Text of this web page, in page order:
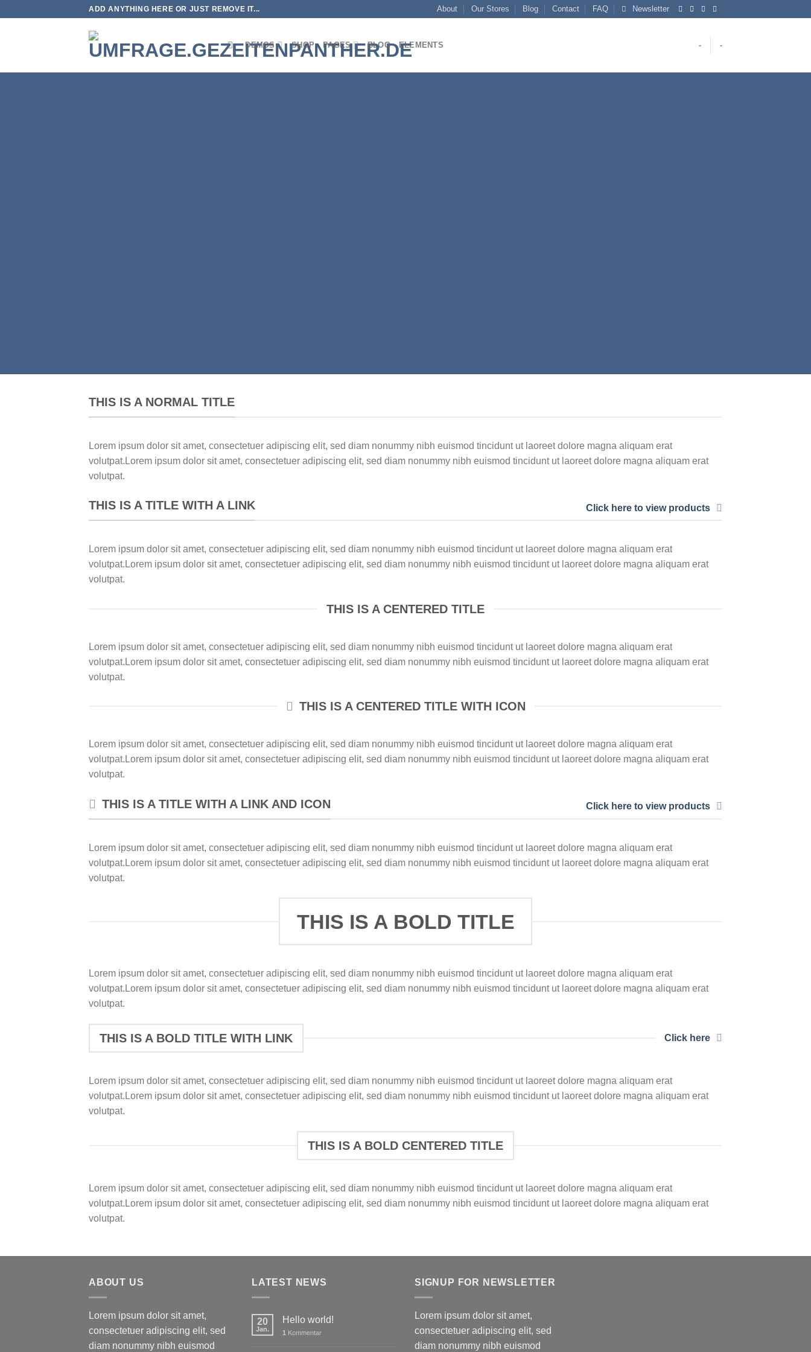
ADD ANYTHING HERE OR JUST REMOVE IT... About Our Stores Blog Contact FAQ Newsletter
DEMOS SHOP PAGES BLOG ELEMENTS - -
THIS IS A NORMAL TITLE
Lorem ipsum dolor sit amet, consectetuer adipiscing elit, sed diam nonummy nibh euismod tincidunt ut laoreet dolore magna aliquam erat
volutpat.Lorem ipsum dolor sit amet, consectetuer adipiscing elit, sed diam nonummy nibh euismod tincidunt ut laoreet dolore magna aliquam erat
volutpat.
THIS IS A TITLE WITH A LINK Click here to view products
Lorem ipsum dolor sit amet, consectetuer adipiscing elit, sed diam nonummy nibh euismod tincidunt ut laoreet dolore magna aliquam erat
volutpat.Lorem ipsum dolor sit amet, consectetuer adipiscing elit, sed diam nonummy nibh euismod tincidunt ut laoreet dolore magna aliquam erat
volutpat.
THIS IS A CENTERED TITLE
Lorem ipsum dolor sit amet, consectetuer adipiscing elit, sed diam nonummy nibh euismod tincidunt ut laoreet dolore magna aliquam erat
volutpat.Lorem ipsum dolor sit amet, consectetuer adipiscing elit, sed diam nonummy nibh euismod tincidunt ut laoreet dolore magna aliquam erat
volutpat.
THIS IS A CENTERED TITLE WITH ICON
Lorem ipsum dolor sit amet, consectetuer adipiscing elit, sed diam nonummy nibh euismod tincidunt ut laoreet dolore magna aliquam erat
volutpat.Lorem ipsum dolor sit amet, consectetuer adipiscing elit, sed diam nonummy nibh euismod tincidunt ut laoreet dolore magna aliquam erat
volutpat.
THIS IS A TITLE WITH A LINK AND ICON Click here to view products
Lorem ipsum dolor sit amet, consectetuer adipiscing elit, sed diam nonummy nibh euismod tincidunt ut laoreet dolore magna aliquam erat
volutpat.Lorem ipsum dolor sit amet, consectetuer adipiscing elit, sed diam nonummy nibh euismod tincidunt ut laoreet dolore magna aliquam erat
volutpat.
THIS IS A BOLD TITLE
Lorem ipsum dolor sit amet, consectetuer adipiscing elit, sed diam nonummy nibh euismod tincidunt ut laoreet dolore magna aliquam erat
volutpat.Lorem ipsum dolor sit amet, consectetuer adipiscing elit, sed diam nonummy nibh euismod tincidunt ut laoreet dolore magna aliquam erat
volutpat.
THIS IS A BOLD TITLE WITH LINK Click here
Lorem ipsum dolor sit amet, consectetuer adipiscing elit, sed diam nonummy nibh euismod tincidunt ut laoreet dolore magna aliquam erat
volutpat.Lorem ipsum dolor sit amet, consectetuer adipiscing elit, sed diam nonummy nibh euismod tincidunt ut laoreet dolore magna aliquam erat
volutpat.
THIS IS A BOLD CENTERED TITLE
Lorem ipsum dolor sit amet, consectetuer adipiscing elit, sed diam nonummy nibh euismod tincidunt ut laoreet dolore magna aliquam erat
volutpat.Lorem ipsum dolor sit amet, consectetuer adipiscing elit, sed diam nonummy nibh euismod tincidunt ut laoreet dolore magna aliquam erat
volutpat.
ABOUT US
Lorem ipsum dolor sit amet,
consectetuer adipiscing elit, sed
diam nonummy nibh euismod
LATEST NEWS
20
Jan.
Hello world!
1 Kommentar
SIGNUP FOR NEWSLETTER
Lorem ipsum dolor sit amet,
consectetuer adipiscing elit, sed
diam nonummy nibh euismod